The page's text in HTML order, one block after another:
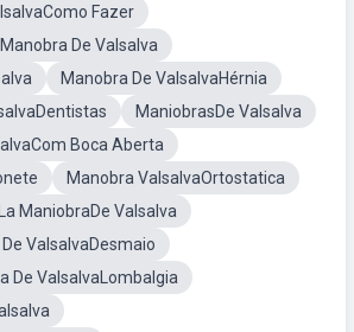
Fazer
De Valsalva
Manobra De ValsalvaHérnia
ManiobrasDe Valsalva
Boca Aberta
Manobra ValsalvaOrtostatica
La ManiobraDe Valsalva
ValsalvaDesmaio
De ValsalvaLombalgia